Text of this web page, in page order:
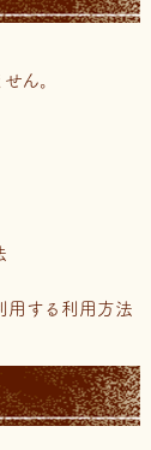
ん。
用する利用方法